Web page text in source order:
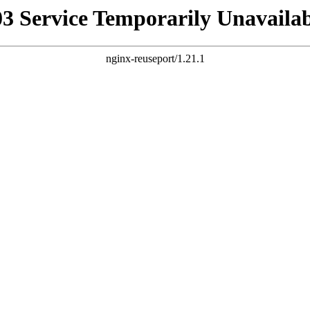
Service Temporarily
nginx-reuseport/1.21.1